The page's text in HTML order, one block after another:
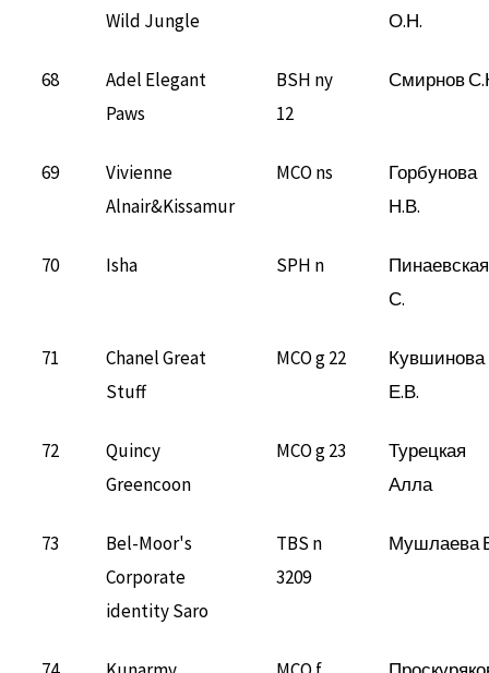
Wild Jungle
О.Н.
68
Adel Elegant
Paws
BSH ny
12
Смирнов
69
Vivienne
Alnair&Kissamur
MCO ns
Горбунова
Н.В.
70 Isha SPH n
Пинаевская
С.
71
Chanel Great
Stuff
MCO g 22
Кувшинова
Е.В.
72
Quincy
Greencoon
MCO g 23
Турецкая
Алла
73
Bel-Moor's
Corporate
identity Saro
TBS n
3209
Мушлаева